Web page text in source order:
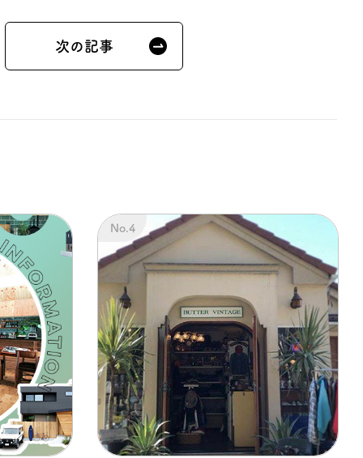
次の記事